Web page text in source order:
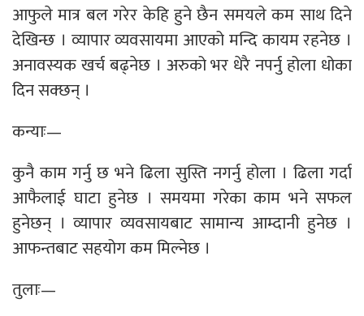
आफुले मात्र बल गरेर केहि हुने छैन समयले कम साथ दिने
देखिन्छ । व्यापार व्यवसायमा आएको मन्दि कायम रहनेछ ।
अनावस्यक खर्च बढ्नेछ । अरुको भर धेरै नपर्नु होला धोका
दिन सक्छन् ।
कन्याः—
कुनै काम गर्नु छ भने ढिला सुस्ति नगर्नु होला । ढिला गर्दा
आफैलाई घाटा हुनेछ । समयमा गरेका काम भने सफल
हुनेछन् । व्यापार व्यवसायबाट सामान्य आम्दानी हुनेछ ।
आफन्तबाट सहयोग कम मिल्नेछ ।
तुलाः—